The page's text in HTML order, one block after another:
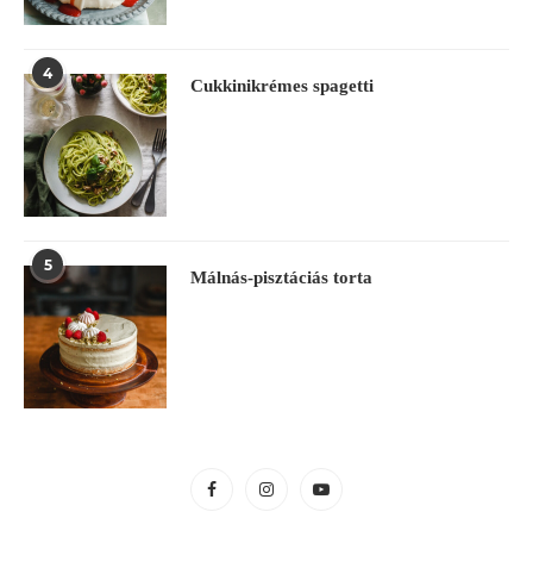
4
Cukkinikrémes spagetti
5
Málnás-pisztáciás torta